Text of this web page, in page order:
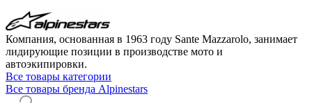
Компания, основанная в 1963 году Sante Mazzarolo, занимает
лидирующие позиции в производстве мото и
автоэкипировки.
Все товары категории
Все товары бренда Alpinestars